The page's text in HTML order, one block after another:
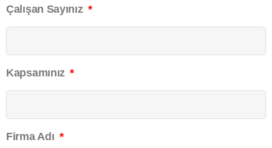
Çalışan Sayınız
Kapsamınız
Firma Adı